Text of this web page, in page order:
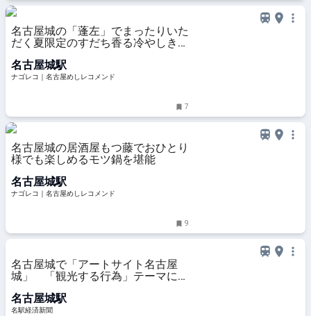
名古屋城の「蓬左」でまったりいた
だく夏限定のすだち香る冷やしきし
名古屋城駅
ナゴレコ｜名古屋めしレコメンド
7
名古屋城の居酒屋もつ藤でおひとり
様でも楽しめるモツ鍋を堪能
名古屋城駅
ナゴレコ｜名古屋めしレコメンド
9
名古屋城で「アートサイト名古屋
城」 「観光する行為」テーマに制
名古屋城駅
名駅経済新聞